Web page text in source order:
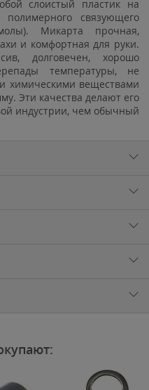
слоистый пластик на
связующего
Микарта прочная,
и комфортная для руки.
долговечен, хорошо
температуры, не
химическими веществами
Эти качества делают его
индустрии, чем обычный